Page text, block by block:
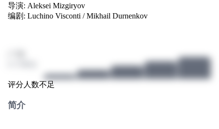
导演: Aleksei Mizgiryov
编剧: Luchino Visconti /Mikhail Durnenkov
评分人数不足
简介